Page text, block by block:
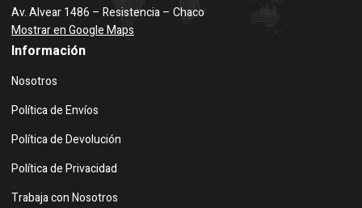
Av. Alvear 1486 – Resistencia – Chaco
Mostrar en Google Maps
Información
Nosotros
Política de Envíos
Política de Devolución
Política de Privacidad
Trabaja con Nosotros